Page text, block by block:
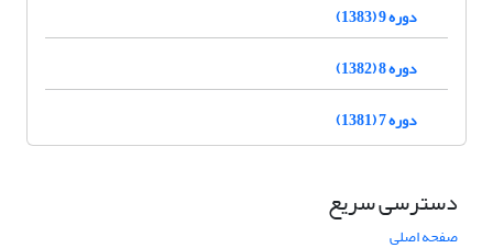
دوره 9 (1383)
دوره 8 (1382)
دوره 7 (1381)
دسترسی سریع
صفحه اصلی